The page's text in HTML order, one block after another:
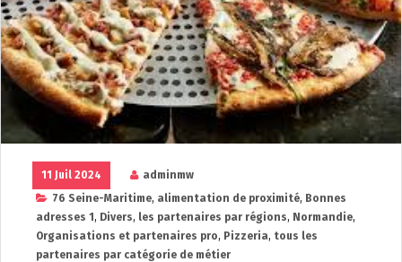
11 Juil 2024
adminmw
76 Seine-Maritime, alimentation de proximité, Bonnes
adresses 1 , Divers, les partenaires par régions, Normandie,
Organisations et partenaires pro, Pizzeria, tous les
partenaires par catégorie de métier